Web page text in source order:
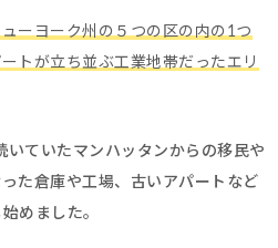
ーヨーク州の５つの区の内の1つ
トが立ち並ぶ工業地帯だったエリ
ていたマンハッタンからの移民や
た倉庫や工場、古いアパートなど
めました。